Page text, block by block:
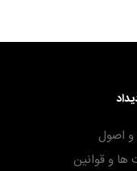
اصول
و قوانین